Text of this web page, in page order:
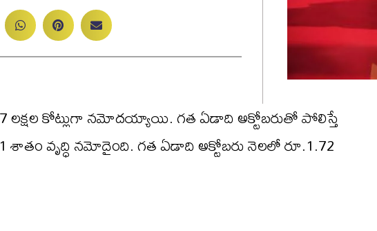
లక్షల కోట్లుగా నమోదయ్యాయి. గత ఏడాది అక్టోబరుతో పోలిస్తే
శాతం వృద్ధి నమోదైంది. గత ఏడాది అక్టోబరు నెలలో రూ.1.72